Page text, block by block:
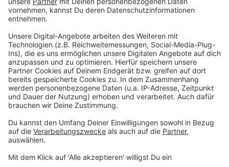
interventionellen Kardiologie fiel die Kürzung mit
15 Prozent auf 141 Kliniken eher gering aus.
wird laut Ministerium gestärkt. So sei der Bedarf
in der psychiatrischen und psychosomatischen
Versorgung auch als Folge der Corona-Pandemie
deutlich gestiegen. Die künftige Versorgung geht
laut Ministerium sogar über die Bedarfsprognose
hinaus.
Laut Ministerium wurden fast alle
Antragsteller berücksichtigt. Bei Perinatalzentren
des Level 1 zur Versorgung extremer Frühchen
allerdings um etwa ein Viertel von 46 auf 34 in